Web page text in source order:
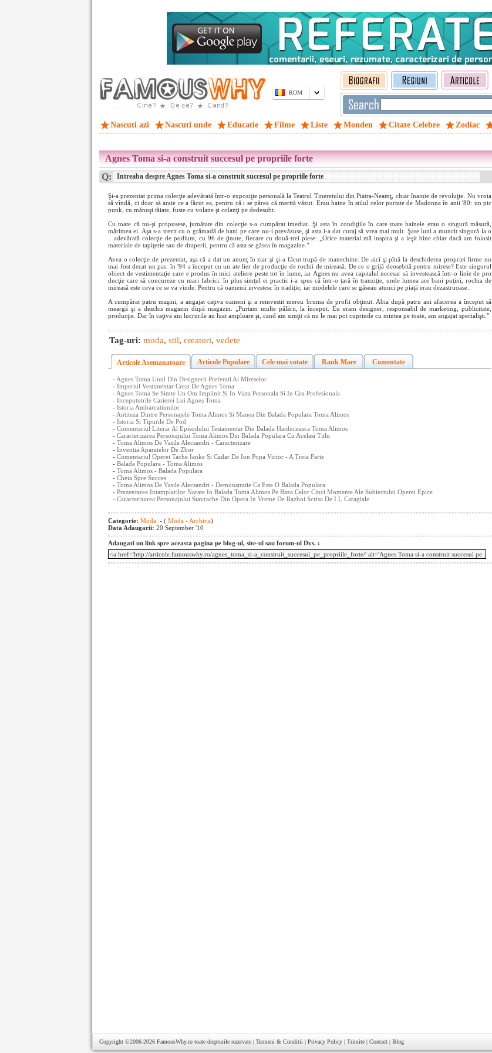
ROM
Nascuti azi Nascuti unde Educatie Filme Liste Monden Citate Celebre Zodiac
Agnes Toma si-a construit succesul pe propriile forte
Q: Intreaba despre Agnes Toma si-a construit succesul pe propriile forte
Şi-a prezentat prima colecţie adevărată într-o expoziţie personală la Teatrul Tineretului din Piatra-Neamţ, chiar înainte de revoluţie. Nu vroia
să vîndă, ci doar să arate ce a făcut ea, pentru că i se părea că merită văzut. Erau haine în stilul celor purtate de Madonna în anii '80: un pic
punk, cu mănuşi tăiate, fuste cu volane şi colanţi pe dedesubt.
Cu toate că nu-şi propusese, jumătate din colecţie s-a cumpărat imediat. Şi asta în condiţiile în care toate hainele erau o singură măsură,
mărimea ei. Aşa s-a trezit cu o grămadă de bani pe care nu-i prevăzuse, şi asta i-a dat curaj să vrea mai mult. Şase luni a muncit singură la o
adevărată colecţie de podium, cu 96 de ţinute, fiecare cu două-trei piese: „Orice material mă inspira şi a ieşit bine chiar dacă am folosit
materiale de tapiţerie sau de draperii, pentru că asta se găsea în magazine."
Avea o colecţie de prezentat, aşa că a dat un anunţ în ziar şi şi-a făcut trupă de manechine. De aici şi pînă la deschiderea propriei firme nu
mai fost decat un pas. în '94 a început cu un ate lier de producţie de rochii de mireasă. De ce o grijă deosebită pentru mirese? Este singurul
obiect de vestimentaţie care e produs în mici ateliere peste tot în lume, iar Agnes nu avea capitalul necesar să investească într-o linie de pro
ducţie care să concureze cu mari fabrici. în plus simţul ei practic i-a spus că într-o ţară în tranziţie, unde lumea are bani puţini, rochia de
mireasă este ceva ce se va vinde. Pentru că oamenii investesc în tradiţie, iar modelele care se găseau atunci pe piaţă erau dezastruoase.
A cumpărat patru maşini, a angajat caţiva oameni şi a reinvestit mereu bruma de profit obţinut. Abia după patru ani afacerea a început să
meargă şi a deschis magazin după magazin. „Purtam multe pălării, la început. Eu eram designer, responsabil de marketing, publicitate,
producţie. Dar în caţiva ani lucrurile au luat amploare şi, cand am simţit că nu le mai pot cuprinde cu mintea pe toate, am angajat specialişti."
Tag-uri: moda, stil, creatori, vedete
Articole Asemanatoare Articole Populare Cele mai votate Rank Mare Comentate
- Agnes Toma Unul Din Designerii Preferati Ai Mireselor
- Imperiul Vestimentar Creat De Agnes Toma
- Agnes Toma Se Simte Un Om Implinit Si In Viata Personala Si In Cea Profesionala
- Incepututrile Carierei Lui Agnes Toma
- Istoria Ambarcatiunilor
- Antiteza Dintre Personajele Toma Alimos Si Manea Din Balada Populara Toma Alimos
- Istoria Si Tipurile De Pod
- Comentariul Literar Al Episodului Testamentar Din Balada Haiduceasca Toma Alimos
- Caracterizarea Personajului Toma Alimos Din Balada Populara Cu Acelasi Titlu
- Toma Alimos De Vasile Alecsandri - Caracterizare
- Inventia Aparatelor De Zbor
- Comentariul Operei Tache Ianke Si Cadar De Ion Popa Victor - A Treia Parte
- Balada Populara - Toma Alimos
- Toma Alimos - Balada Populara
- Cheia Spre Succes
- Toma Alimos De Vasile Alecsandri - Demonstratie Ca Este O Balada Populara
- Prezentarea Intamplarilor Narate In Balada Toma Alimos Pe Baza Celor Cinci Momente Ale Subiectului Operei Epice
- Caracterizarea Personajului Stavrache Din Opera In Vreme De Razboi Scrisa De I L Caragiale
Categorie: Moda - ( Moda - Archiva)
Data Adaugarii: 20 September '10
Adaugati un link spre aceasta pagina pe blog-ul, site-ul sau forum-ul Dvs. :
Copyright ©2006-2026 FamousWhy.ro toate drepturile rezervate | Termeni & Conditii | Privacy Policy | Trimite | Contact | Blog